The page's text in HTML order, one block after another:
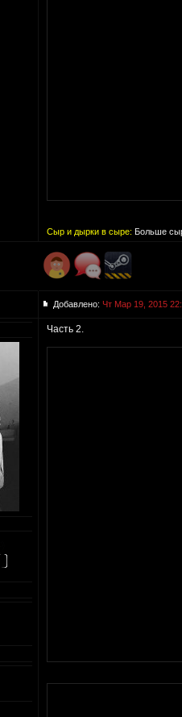
Сыр и дырки в сыре: Больше
Добавлено: Чт Мар 19, 2015
Часть 2.